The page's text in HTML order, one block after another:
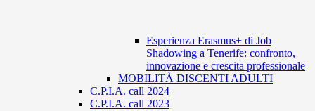
Esperienza Erasmus+ di Job
Shadowing a Tenerife: confronto,
innovazione e crescita professionale
MOBILITÀ DISCENTI ADULTI
C.P.I.A. call 2024
C.P.I.A. call 2023